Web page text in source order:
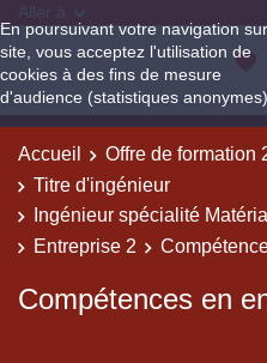
En poursuivant votre navigation
site, vous acceptez l'utilisation de
cookies à des fins de mesure
d'audience (statistiques anonymes).
Accueil
Offre de formation
Titre d'ingénieur
Ingénieur spécialité
Entreprise 2
Compétences en